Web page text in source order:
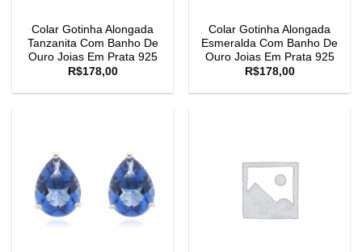
Colar Gotinha Alongada
Tanzanita Com Banho De
Ouro Joias Em Prata 925
R$178,00
Colar Gotinha Alongada
Esmeralda Com Banho De
Ouro Joias Em Prata 925
R$178,00